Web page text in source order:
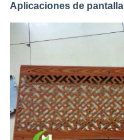
Aplicaciones de pantalla